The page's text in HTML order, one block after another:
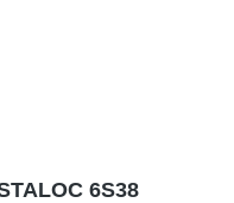
6S38